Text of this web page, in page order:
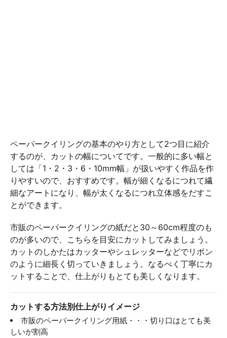
ペーパークイリングの基本のやり方として2つ目に紹介
するのが、カットの幅についてです。一般的に多い幅と
しては「1・2・3・6・10mm幅」が扱いやすく作品を作
りやすいので、おすすめです。幅が細くなるにつれて繊
細なアートになり、幅が太くなるにつれ立体感をだすこ
とができます。
市販のペーパークイリングの紙だと30～60cm程度のも
のが多いので、こちらを目安にカットしてみましょう。
カットのしかたはカッターやシュレッターなどでリボン
のように細長く切っていきましょう。なるべく丁寧にカ
ットすることで、仕上がりもとても美しくなります。
カットする方法別仕上がりイメージ
市販のペーパークイリング用紙・・・切り口はとても美
しいが割高